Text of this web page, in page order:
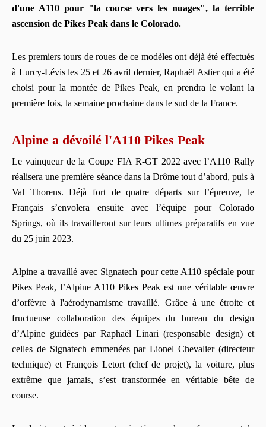
d'une A110 pour "la course vers les nuages", la terrible
ascension de Pikes Peak dans le Colorado.
Les premiers tours de roues de ce modèles ont déjà été effectués
à Lurcy-Lévis les 25 et 26 avril dernier, Raphaël Astier qui a été
choisi pour la montée de Pikes Peak, en prendra le volant la
première fois, la semaine prochaine dans le sud de la France.
Alpine a dévoilé l'A110 Pikes Peak
Le vainqueur de la Coupe FIA R-GT 2022 avec l’A110 Rally
réalisera une première séance dans la Drôme tout d’abord, puis à
Val Thorens. Déjà fort de quatre départs sur l’épreuve, le
Français s’envolera ensuite avec l’équipe pour Colorado
Springs, où ils travailleront sur leurs ultimes préparatifs en vue
du 25 juin 2023.
Alpine a travaillé avec Signatech pour cette A110 spéciale pour
Pikes Peak, l’Alpine A110 Pikes Peak est une véritable œuvre
d’orfèvre à l'aérodynamisme travaillé. Grâce à une étroite et
fructueuse collaboration des équipes du bureau du design
d’Alpine guidées par Raphaël Linari (responsable design) et
celles de Signatech emmenées par Lionel Chevalier (directeur
technique) et François Letort (chef de projet), la voiture, plus
extrême que jamais, s’est transformée en véritable bête de
course.